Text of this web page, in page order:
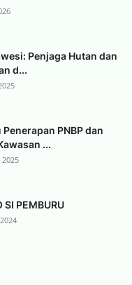
Penjaga Hutan dan
d...
PNBP dan
...
2025
SI PEMBURU